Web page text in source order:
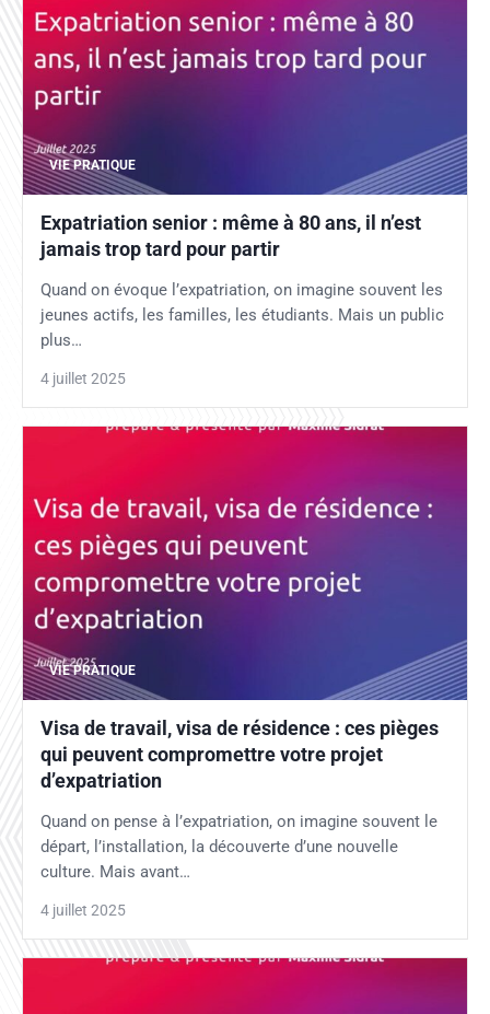
VIE PRATIQUE
Expatriation senior : même à 80 ans, il n’est
jamais trop tard pour partir
Quand on évoque l’expatriation, on imagine souvent les
jeunes actifs, les familles, les étudiants. Mais un public
plus…
4 juillet 2025
VIE PRATIQUE
Visa de travail, visa de résidence : ces pièges
qui peuvent compromettre votre projet
d’expatriation
Quand on pense à l’expatriation, on imagine souvent le
départ, l’installation, la découverte d’une nouvelle
culture. Mais avant…
4 juillet 2025